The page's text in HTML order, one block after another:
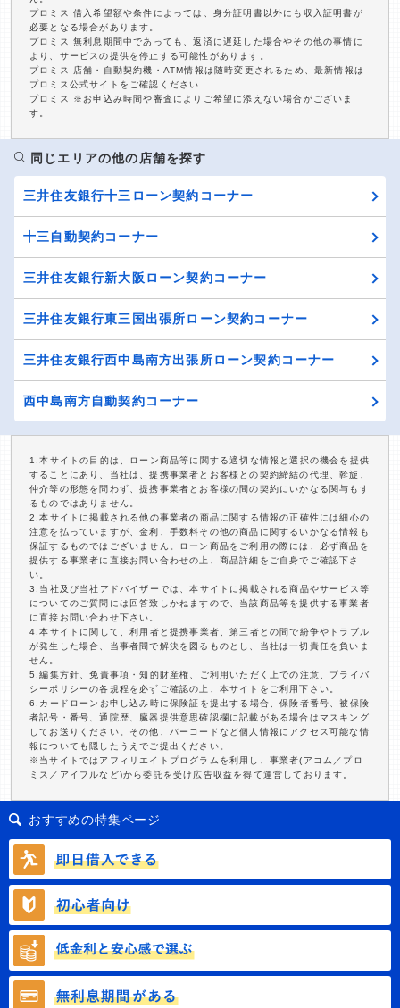
プロミス 借入希望額や条件によっては、身分証明書以外にも収入証明書が
必要となる場合があります。
プロミス 無利息期間中であっても、返済に遅延した場合やその他の事情に
より、サービスの提供を停止する可能性があります。
プロミス 店舗・自動契約機・ATM情報は随時変更されるため、最新情報は
プロミス公式サイトをご確認ください
プロミス ※お申込み時間や審査によりご希望に添えない場合がございま
す。
同じエリアの他の店舗を探す
三井住友銀行十三ローン契約コーナー
十三自動契約コーナー
三井住友銀行新大阪ローン契約コーナー
三井住友銀行東三国出張所ローン契約コーナー
三井住友銀行西中島南方出張所ローン契約コーナー
西中島南方自動契約コーナー
1.本サイトの目的は、ローン商品等に関する適切な情報と選択の機会を提供
することにあり、当社は、提携事業者とお客様との契約締結の代理、斡旋、
仲介等の形態を問わず、提携事業者とお客様の間の契約にいかなる関与もす
るものではありません。
2.本サイトに掲載される他の事業者の商品に関する情報の正確性には細心の
注意を払っていますが、金利、手数料その他の商品に関するいかなる情報も
保証するものではございません。ローン商品をご利用の際には、必ず商品を
提供する事業者に直接お問い合わせの上、商品詳細をご自身でご確認下さ
い。
3.当社及び当社アドバイザーでは、本サイトに掲載される商品やサービス等
についてのご質問には回答致しかねますので、当該商品等を提供する事業者
に直接お問い合わせ下さい。
4.本サイトに関して、利用者と提携事業者、第三者との間で紛争やトラブル
が発生した場合、当事者間で解決を図るものとし、当社は一切責任を負いま
せん。
5.編集方針、免責事項・知的財産権、ご利用いただく上での注意、プライバ
シーポリシーの各規程を必ずご確認の上、本サイトをご利用下さい。
6.カードローンお申し込み時に保険証を提出する場合、保険者番号、被保険
者記号・番号、通院歴、臓器提供意思確認欄に記載がある場合はマスキング
してお送りください。その他、バーコードなど個人情報にアクセス可能な情
報についても隠したうえでご提出ください。
※当サイトではアフィリエイトプログラムを利用し、事業者(アコム／プロ
ミス／アイフルなど)から委託を受け広告収益を得て運営しております。
おすすめの特集ページ